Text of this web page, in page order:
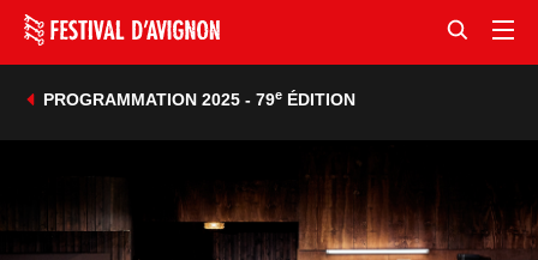
PROGRAMMATION 2025 - 79eÉDITION